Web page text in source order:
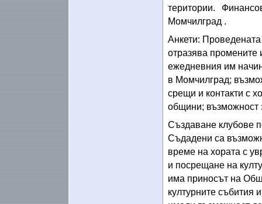
територии.
Момчилград .
Анкети:
отразява промените
ежедневния им
в Момчилград;
срещи и контакти с
общини; възможност
Създаване клубове
Съдадени са
време на хората с
и посрещане на
има приносът на
културните събития